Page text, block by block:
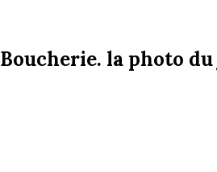
Boucherie. la photo